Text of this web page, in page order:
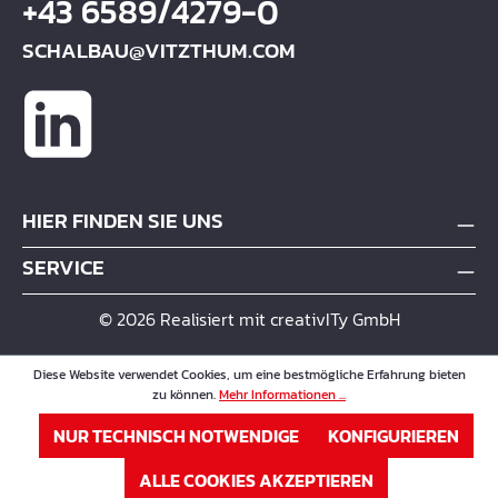
+43 6589/4279-0
SCHALBAU@VITZTHUM.COM
HIER FINDEN SIE UNS
SERVICE
© 2026 Realisiert mit creativITy GmbH
Diese Website verwendet Cookies, um eine bestmögliche Erfahrung bieten
zu können.Mehr Informationen ...
NUR TECHNISCH NOTWENDIGE
KONFIGURIEREN
ALLE COOKIES AKZEPTIEREN